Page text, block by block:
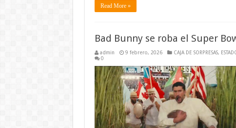
Read More »
Bad Bunny se roba el Super
admin 9 febrero, 2026 CAJA DE SORPRESAS,
0